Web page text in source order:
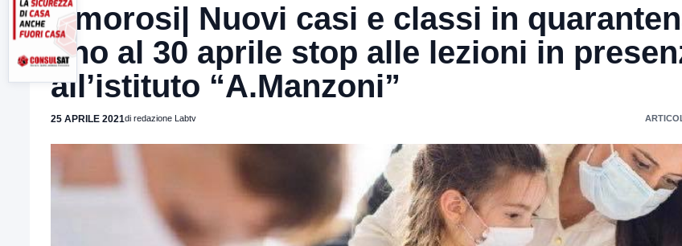
Amorosi| Nuovi casi e classi in
fino al 30 aprile stop alle lezioni in
all’istituto “A.Manzoni”
25 APRILE 2021di redazione Labtv